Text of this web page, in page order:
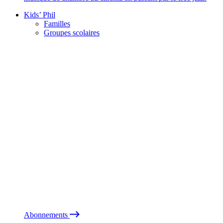
Kids’ Phil
Familles
Groupes scolaires
Abonnements